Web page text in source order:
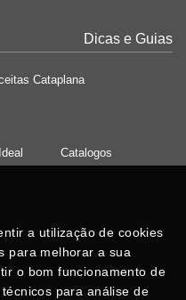
Dicas e Guias
Cataplana
Catalogos
a utilização de cookies
para melhorar a sua
o bom funcionamento de
para análise de